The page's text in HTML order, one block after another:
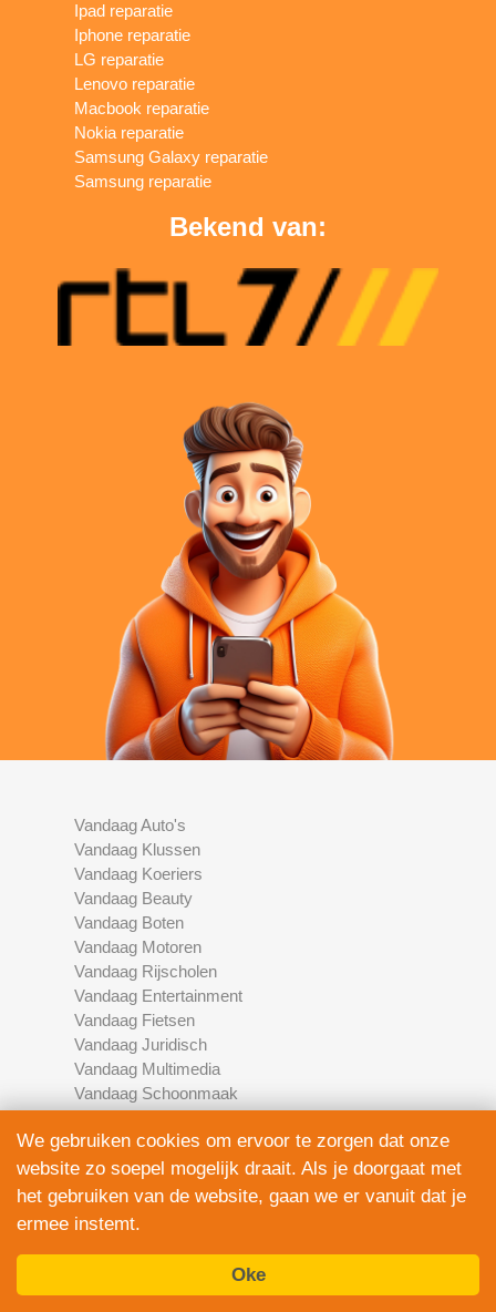
Ipad reparatie
Iphone reparatie
LG reparatie
Lenovo reparatie
Macbook reparatie
Nokia reparatie
Samsung Galaxy reparatie
Samsung reparatie
Bekend van:
Vandaag Auto's
Vandaag Klussen
Vandaag Koeriers
Vandaag Beauty
Vandaag Boten
Vandaag Motoren
Vandaag Rijscholen
Vandaag Entertainment
Vandaag Fietsen
Vandaag Juridisch
Vandaag Multimedia
Vandaag Schoonmaak
Vandaag Elektronica
Vandaag Financieel
Vandaag Development
Vandaag Marketing
We gebruiken cookies om ervoor te zorgen dat onze
website zo soepel mogelijk draait. Als je doorgaat met
het gebruiken van de website, gaan we er vanuit dat je
ermee instemt.
Oke